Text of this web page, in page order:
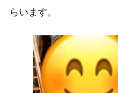
らいます。